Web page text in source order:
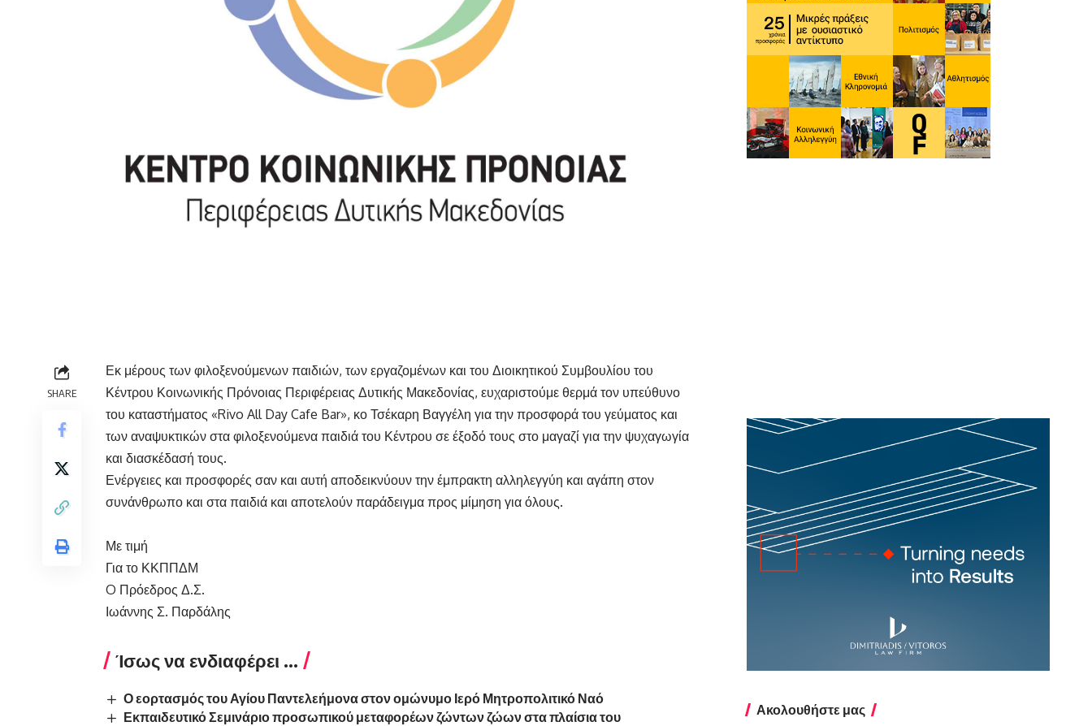
SHARE
Εκ μέρους των φιλοξενούμενων παιδιών, των εργαζομένων και του Διοικητικού Συμβουλίου του
Κέντρου Κοινωνικής Πρόνοιας Περιφέρειας Δυτικής Μακεδονίας, ευχαριστούμε θερμά τον υπεύθυνο
του καταστήματος «Rivo All Day Cafe Bar», κο Τσέκαρη Βαγγέλη για την προσφορά του γεύματος και
των αναψυκτικών στα φιλοξενούμενα παιδιά του Κέντρου σε έξοδό τους στο μαγαζί για την ψυχαγωγία
και διασκέδασή τους.
Ενέργειες και προσφορές σαν και αυτή αποδεικνύουν την έμπρακτη αλληλεγγύη και αγάπη στον
συνάνθρωπο και στα παιδιά και αποτελούν παράδειγμα προς μίμηση για όλους.
Με τιμή
Για το ΚΚΠΠΔΜ
O Πρόεδρος Δ.Σ.
Ιωάννης Σ. Παρδάλης
Ίσως να ενδιαφέρει ...
Ο εορτασμός του Αγίου Παντελεήμονα στον ομώνυμο Ιερό Μητροπολιτικό Ναό
Εκπαιδευτικό Σεμινάριο προσωπικού μεταφορέων ζώντων ζώων στα πλαίσια του
Ακολουθήστε μας